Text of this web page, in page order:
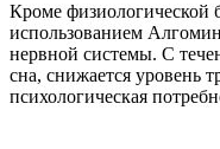
Кроме физиологической
использованием
нервной системы. С
сна, снижается уровень
психологическая